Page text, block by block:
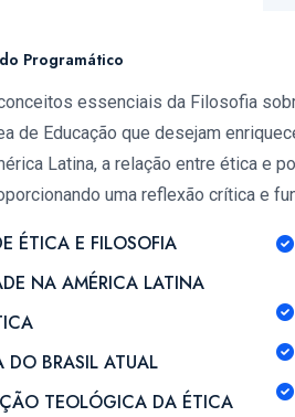
Programático
essenciais da Filosofia
de Educação que desejam
Latina, a relação entre ética e
uma reflexão crítica e
ÉTICA E FILOSOFIA
NA AMÉRICA LATINA
DO BRASIL ATUAL
TEOLÓGICA DA ÉTICA